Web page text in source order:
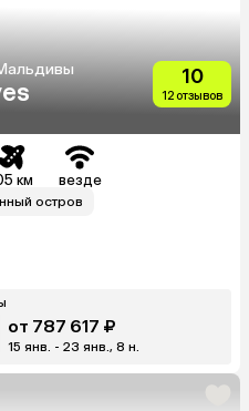
10
12 отзывов
км везде
остров
от 787 617 ₽
15 янв. - 23 янв., 8 н.